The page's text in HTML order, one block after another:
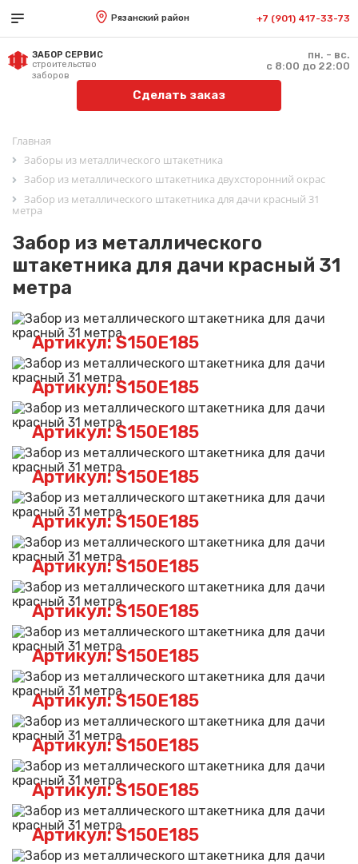
Рязанский район +7 (901) 417-33-73
ЗАБОР СЕРВИС
строительство
заборов
пн. - вс.
с 8:00 до 22:00
Сделать заказ
Главная
Заборы из металлического штакетника
Забор из металлического штакетника двухсторонний окрас
Забор из металлического штакетника для дачи красный 31
метра
Забор из металлического
штакетника для дачи красный 31
метра
Артикул: S150E185
Артикул: S150E185
Артикул: S150E185
Артикул: S150E185
Артикул: S150E185
Артикул: S150E185
Артикул: S150E185
Артикул: S150E185
Артикул: S150E185
Артикул: S150E185
Артикул: S150E185
Артикул: S150E185